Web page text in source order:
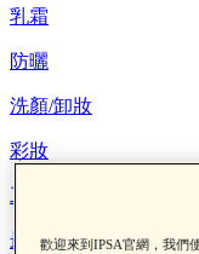
乳霜
防曬
洗顏/卸妝
彩妝
工具/其他
最新消息
歡迎來到IPSA官網，我們